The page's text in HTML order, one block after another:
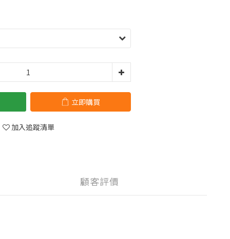
立即購買
加入追蹤清單
顧客評價